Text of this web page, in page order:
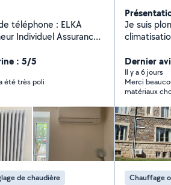
: ELKA
ou vos urgences
: 5/5
été très poli
de chaudière
Je suis
Dernier
Il y a 6 jours
Merci
matériaux
bien et il
Chauffage